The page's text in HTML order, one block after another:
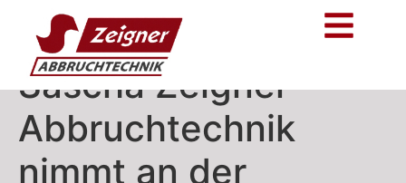
Sascha Zeigner
Abbruchtechnik
nimmt an der